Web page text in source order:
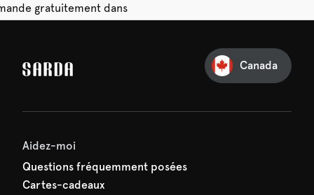
gratuitement dans
jours.
commande
Canada
Aidez-moi
Questions fréquemment posées
Cartes-cadeaux